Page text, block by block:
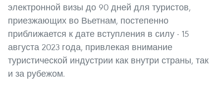
электронной визы до 90 дней для туристов,
приезжающих во Вьетнам, постепенно
приближается к дате вступления в силу - 15
августа 2023 года, привлекая внимание
туристической индустрии как внутри страны, так
и за рубежом.